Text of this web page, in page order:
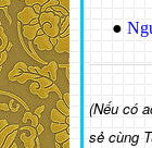
●
(Nếu có
sẻ cùng